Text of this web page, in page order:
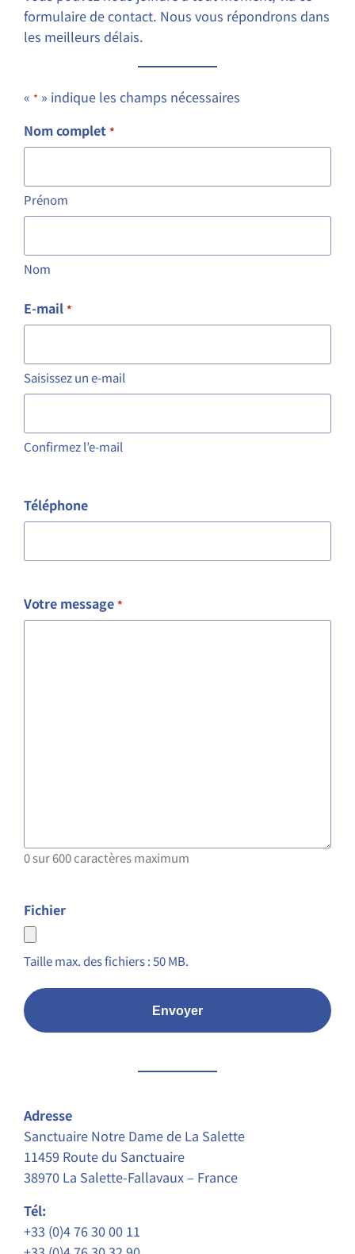
formulaire de contact. Nous vous répondrons dans
les meilleurs délais.
« * » indique les champs nécessaires
Nom complet *
Prénom
Nom
E-mail *
Saisissez un e-mail
Confirmez l’e-mail
Téléphone
Votre message *
0 sur 600 caractères maximum
Fichier
Taille max. des fichiers : 50 MB.
Adresse
Sanctuaire Notre Dame de La Salette
11459 Route du Sanctuaire
38970 La Salette-Fallavaux – France
Tél:
+33 (0)4 76 30 00 11